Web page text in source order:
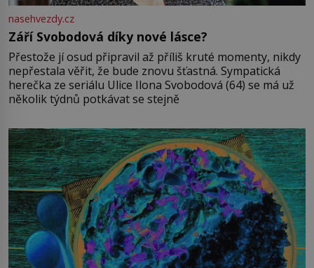
nasehvezdy.cz
Září Svobodová díky nové lásce?
Přestože jí osud připravil až příliš kruté momenty, nikdy
nepřestala věřit, že bude znovu šťastná. Sympatická
herečka ze seriálu Ulice Ilona Svobodová (64) se má už
několik týdnů potkávat se stejně